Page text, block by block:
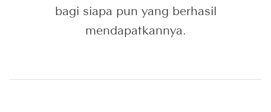
bagi siapa pun yang berhasil
mendapatkannya.